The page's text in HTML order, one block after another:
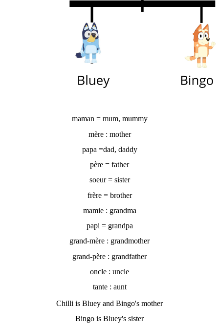
maman = mum, mummy
mère : mother
papa =dad, daddy
père = father
soeur = sister
frère = brother
mamie : grandma
papi = grandpa
grand-mère : grandmother
grand-père : grandfather
oncle : uncle
tante : aunt
Chilli is Bluey and Bingo's mother
Bingo is Bluey's sister